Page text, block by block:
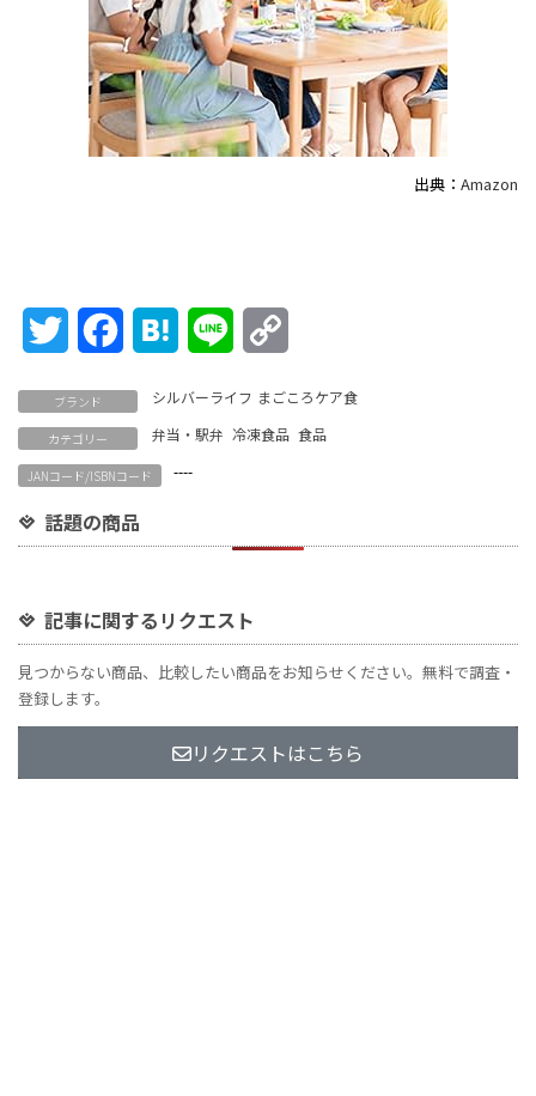
出典： Amazon
Twitter FacebookHatena Line
ブランド シルバーライフ まごころケア食
カテゴリー 弁当・駅弁 冷凍食品 食品
JANコード/ISBNコード ----
話題の商品
記事に関するリクエスト
見つからない商品、比較したい商品をお知らせください。無料で調査・
登録します。
リクエストはこちら